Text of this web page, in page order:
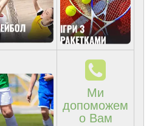
Ми
допоможем
о Вам